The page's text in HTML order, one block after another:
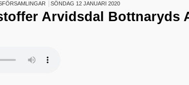
SÖNDAG 12 JANUARI 2020
Arvidsdal Bottnaryds